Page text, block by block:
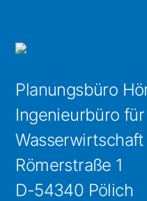
Planungsbüro
Ingenieurbüro
Wasserwirtschaft
Römerstraße 1
D-54340 Pölich